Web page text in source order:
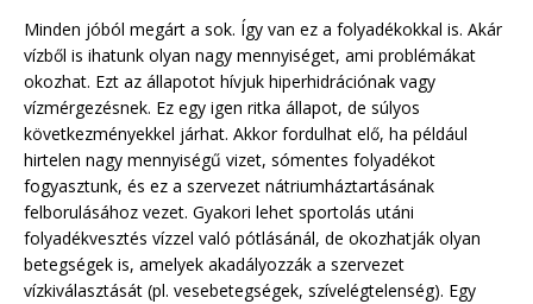
Minden jóból megárt a sok. Így van ez a folyadékokkal is. Akár
vízből is ihatunk olyan nagy mennyiséget, ami problémákat
okozhat. Ezt az állapotot hívjuk hiperhidrációnak vagy
vízmérgezésnek. Ez egy igen ritka állapot, de súlyos
következményekkel járhat. Akkor fordulhat elő, ha például
hirtelen nagy mennyiségű vizet, sómentes folyadékot
fogyasztunk, és ez a szervezet nátriumháztartásának
felborulásához vezet. Gyakori lehet sportolás utáni
folyadékvesztés vízzel való pótlásánál, de okozhatják olyan
betegségek is, amelyek akadályozzák a szervezet
vízkiválasztását (pl. vesebetegségek, szívelégtelenség). Egy